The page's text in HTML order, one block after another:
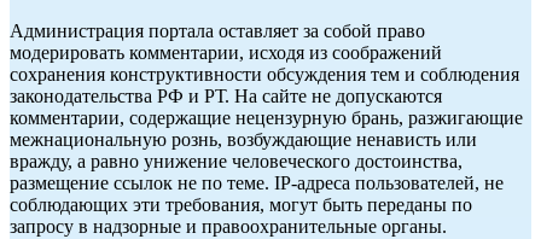
Администрация портала оставляет за собой право
модерировать комментарии, исходя из соображений
сохранения конструктивности обсуждения тем и соблюдения
законодательства РФ и РТ. На сайте не допускаются
комментарии, содержащие нецензурную брань, разжигающие
межнациональную рознь, возбуждающие ненависть или
вражду, а равно унижение человеческого достоинства,
размещение ссылок не по теме. IP-адреса пользователей, не
соблюдающих эти требования, могут быть переданы по
запросу в надзорные и правоохранительные органы.